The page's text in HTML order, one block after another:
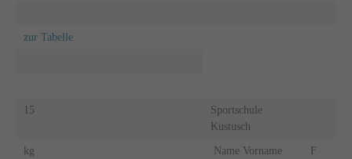
zur Tabelle
15
Sportschule
Kustusch
kg Name Vorname F